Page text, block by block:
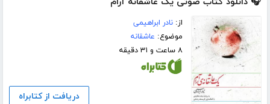
از:نادر ابراهیمی
موضوع: عاشقانه
۸ ساعت و ۳۱ دقیقه
دریافت از کتابراه